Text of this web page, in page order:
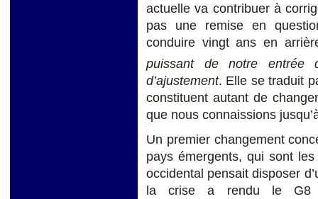
actuelle va contribuer à
pas une remise en
conduire vingt ans en
puissant de notre
d’ajustement. Elle se traduit
constituent autant de
que nous connaissions
Un premier changement
pays émergents, qui sont
occidental pensait disposer
la crise a rendu le G8